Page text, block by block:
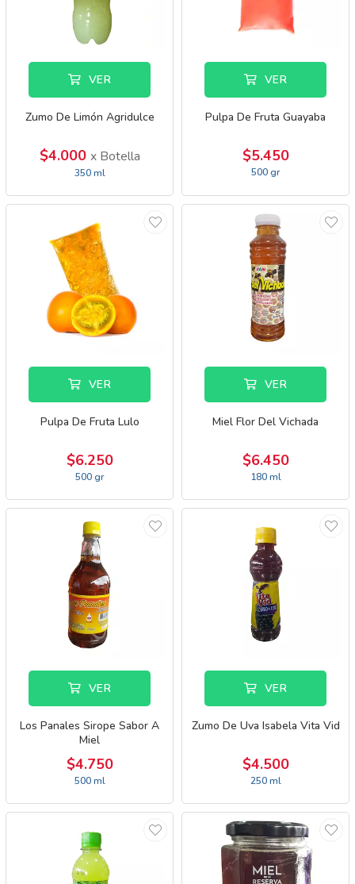
VER
Zumo De Limón Agridulce
$4.000 x Botella
350 ml
VER
Pulpa De Fruta Guayaba
$5.450
500 gr
VER
Pulpa De Fruta Lulo
$6.250
500 gr
VER
Miel Flor Del Vichada
$6.450
180 ml
VER
Los Panales Sirope Sabor A
Miel
$4.750
500 ml
VER
Zumo De Uva Isabela Vita Vid
$4.500
250 ml